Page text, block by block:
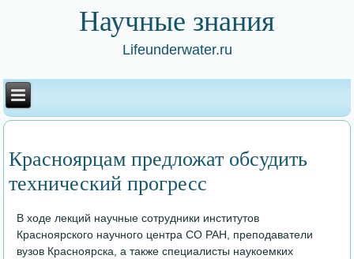
Научные знания
Lifeunderwater.ru
Красноярцам предложат обсудить
технический прогресс
В ходе лекций научные сотрудники институтов
Красноярского научного центра СО РАН, преподаватели
вузов Красноярска, а также специалисты наукоемких